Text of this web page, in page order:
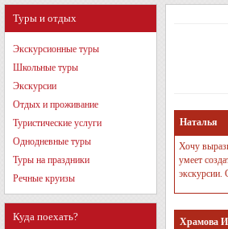
Туры и отдых
Экскурсионные туры
Школьные туры
Экскурсии
Отдых и проживание
Туристические услуги
Однодневные туры
Туры на праздники
Речные круизы
Куда поехать?
Наталья
Хочу
умеет
экскурсии.
Храмова